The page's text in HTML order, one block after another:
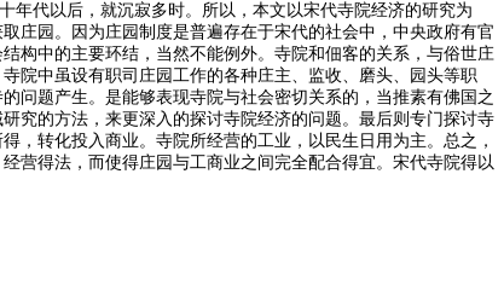
年代以后，就沉寂多时。所以，本文以宋代寺院经济的研究为
庄园。因为庄园制度是普遍存在于宋代的社会中，中央政府有官
构中的主要环结，当然不能例外。寺院和佃客的关系，与俗世庄
院中虽设有职司庄园工作的各种庄主、监收、磨头、园头等职
问题产生。是能够表现寺院与社会密切关系的，当推素有佛国之
究的方法，来更深入的探讨寺院经济的问题。最后则专门探讨寺
，转化投入商业。寺院所经营的工业，以民生日用为主。总之，
营得法，而使得庄园与工商业之间完全配合得宜。宋代寺院得以